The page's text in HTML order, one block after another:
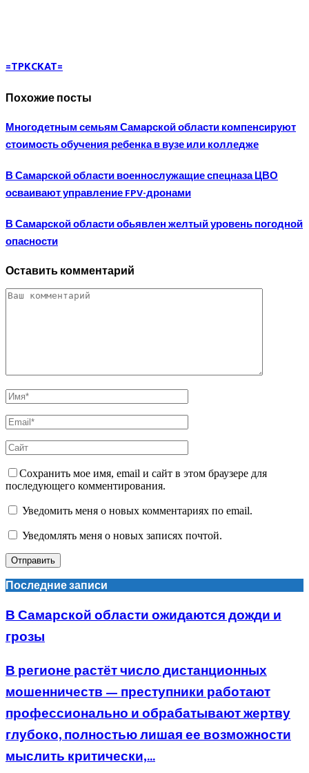
=TPKCKAT=
Похожие посты
Многодетным семьям Самарской области компенсируют
стоимость обучения ребенка в вузе или колледже
В Самарской области военнослужащие спецназа ЦВО
осваивают управление FPV-дронами
В Самарской области обьявлен желтый уровень погодной
опасности
Оставить комментарий
Сохранить мое имя, email и сайт в этом браузере для
последующего комментирования.
Уведомить меня о новых комментариях по email.
Уведомлять меня о новых записях почтой.
Последние записи
В Самарской области ожидаются дожди и
грозы
В регионе растёт число дистанционных
мошенничеств — преступники работают
профессионально и обрабатывают жертву
глубоко, полностью лишая ее возможности
мыслить критически,...